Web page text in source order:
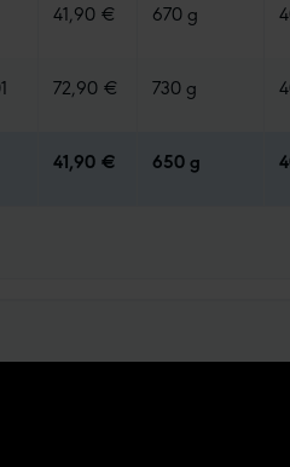
41,90 € 670 g
72,90 € 730 g
41,90 € 650 g